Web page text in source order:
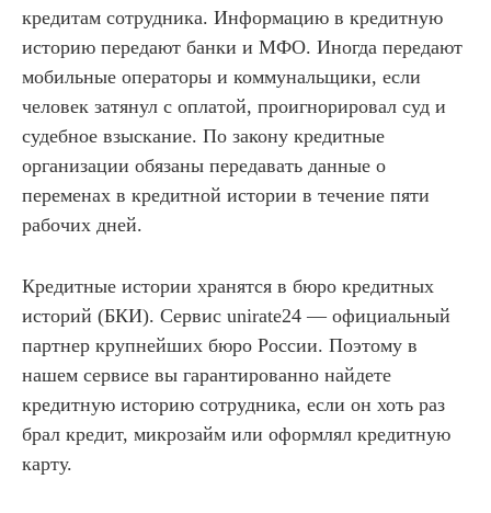
кредитам сотрудника. Информацию в кредитную
историю передают банки и МФО. Иногда передают
мобильные операторы и коммунальщики, если
человек затянул с оплатой, проигнорировал суд и
судебное взыскание. По закону кредитные
организации обязаны передавать данные о
переменах в кредитной истории в течение пяти
рабочих дней.
Кредитные истории хранятся в бюро кредитных
историй (БКИ). Сервис unirate24 — официальный
партнер крупнейших бюро России. Поэтому в
нашем сервисе вы гарантированно найдете
кредитную историю сотрудника, если он хоть раз
брал кредит, микрозайм или оформлял кредитную
карту.